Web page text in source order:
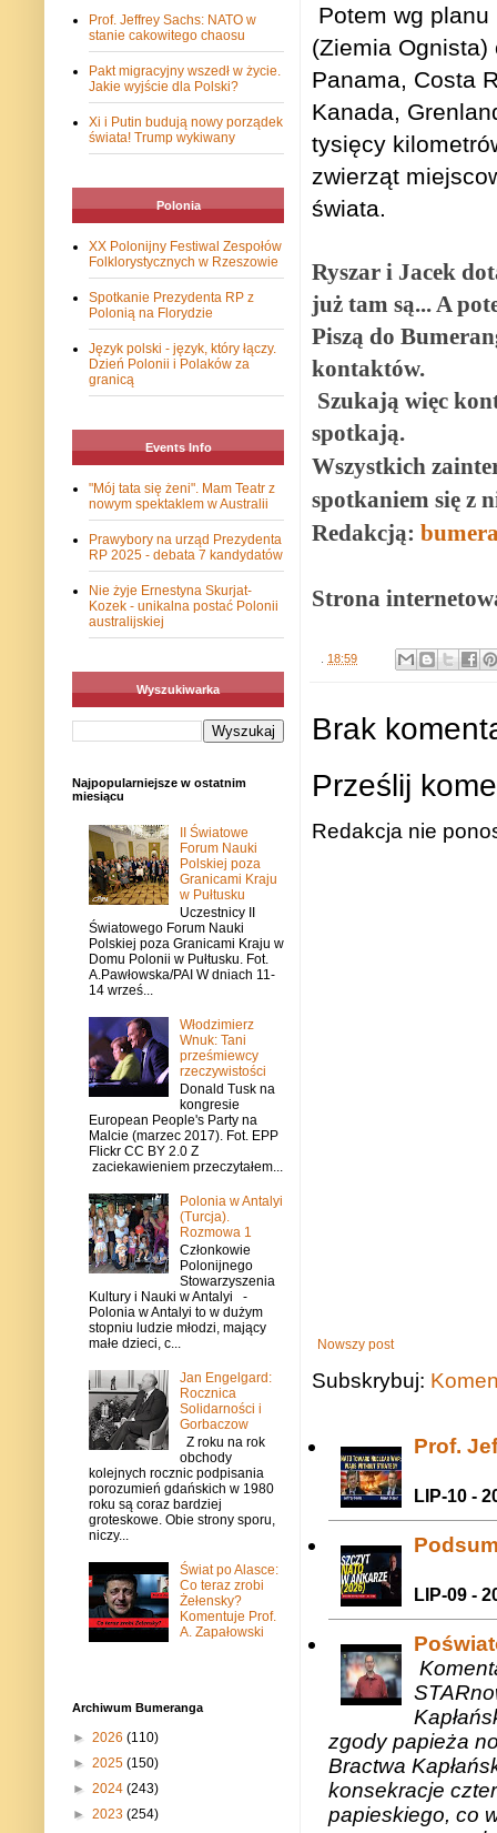
Potem wg
(Ziemia
Panama, Costa
Kanada,
tysięcy
zwierząt
świata.
Ryszar i Jacek
już tam są... A
Piszą do
kontaktów.
Szukają więc
spotkają.
Wszystkich
spotkaniem się z
Redakcją:
Strona
18:59
Brak
Prześlij
Redakcja nie
Nowszy post
Subskrybuj:
Prof.
LIP-10 -
LIP-09 -
zgody papieża
Bractwa
konsekracje
papieskiego, co
Prof. Jeffrey Sachs: NATO w
stanie cakowitego chaosu
Pakt migracyjny wszedł w życie.
Jakie wyjście dla Polski?
Xi i Putin budują nowy porządek
świata! Trump wykiwany
Polonia
XX Polonijny Festiwal Zespołów
Folklorystycznych w Rzeszowie
Spotkanie Prezydenta RP z
Polonią na Florydzie
Język polski - język, który łączy.
Dzień Polonii i Polaków za
granicą
Events Info
"Mój tata się żeni". Mam Teatr z
nowym spektaklem w Australii
Prawybory na urząd Prezydenta
RP 2025 - debata 7 kandydatów
Nie żyje Ernestyna Skurjat-
Kozek - unikalna postać Polonii
australijskiej
Wyszukiwarka
Najpopularniejsze w ostatnim
miesiącu
II Światowe
Forum Nauki
Polskiej poza
Granicami Kraju
w Pułtusku
Uczestnicy II
Światowego Forum Nauki
Polskiej poza Granicami Kraju w
Domu Polonii w Pułtusku. Fot.
A.Pawłowska/PAI W dniach 11-
14 wrześ...
Włodzimierz
Wnuk: Tani
prześmiewcy
rzeczywistości
Donald Tusk na
kongresie
European People's Party na
Malcie (marzec 2017). Fot. EPP
Flickr CC BY 2.0 Z
zaciekawieniem przeczytałem...
Polonia w Antalyi
(Turcja).
Rozmowa 1
Członkowie
Polonijnego
Stowarzyszenia
Kultury i Nauki w Antalyi -
Polonia w Antalyi to w dużym
stopniu ludzie młodzi, mający
małe dzieci, c...
Jan Engelgard:
Rocznica
Solidarności i
Gorbaczow
Z roku na rok
obchody
kolejnych rocznic podpisania
porozumień gdańskich w 1980
roku są coraz bardziej
groteskowe. Obie strony sporu,
niczy...
Świat po Alasce:
Co teraz zrobi
Żełensky?
Komentuje Prof.
A. Zapałowski
Archiwum Bumeranga
► 2026 (110)
► 2025 (150)
► 2024 (243)
► 2023 (254)